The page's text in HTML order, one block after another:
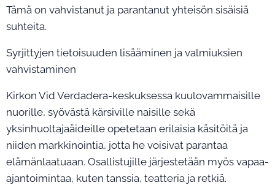
Tämä on vahvistanut ja parantanut yhteisön sisäisiä
suhteita.
Syrjittyjen tietoisuuden lisääminen ja valmiuksien
vahvistaminen
Kirkon Vid Verdadera-keskuksessa kuulovammaisille
nuorille, syövästä kärsiville naisille sekä
yksinhuoltajaäideille opetetaan erilaisia käsitöitä ja
niiden markkinointia, jotta he voisivat parantaa
elämänlaatuaan. Osallistujille järjestetään myös vapaa-
ajantoimintaa, kuten tanssia, teatteria ja retkiä.